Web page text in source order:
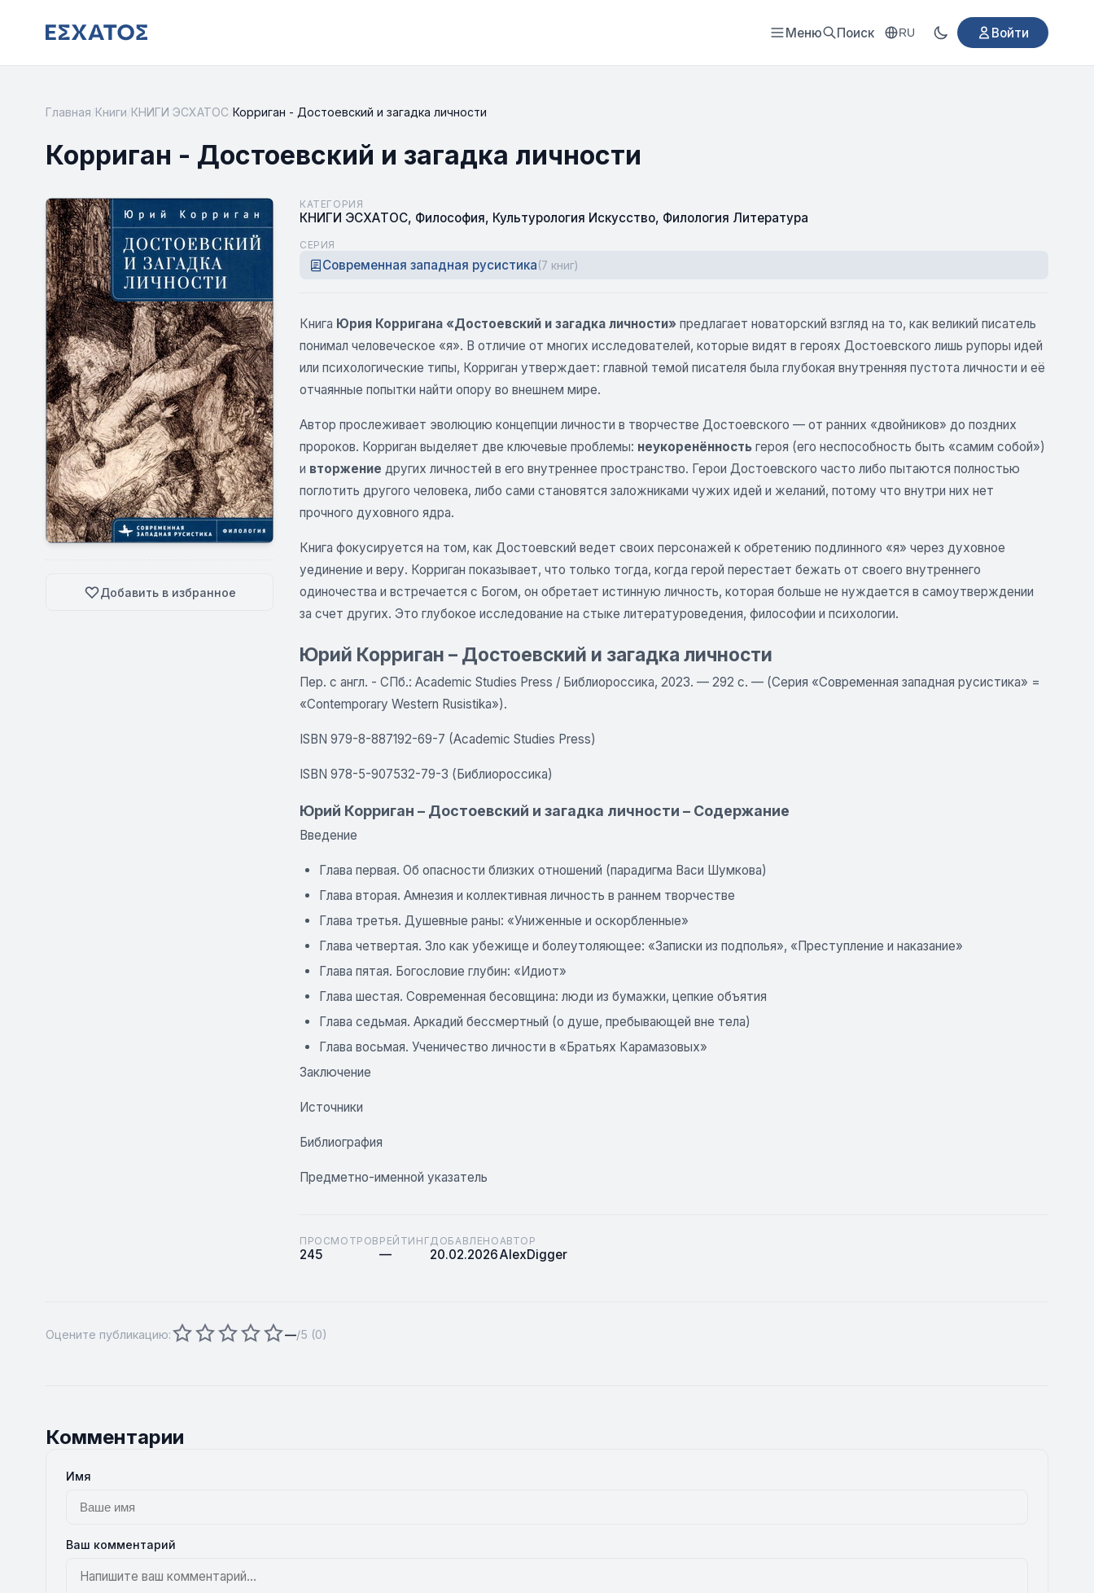
Меню Поиск RU Войти
Главная Книги КНИГИ ЭСХАТОС Корриган - Достоевский и загадка личности
Корриган - Достоевский и загадка личности
Добавить в избранное
КАТЕГОРИЯ
КНИГИ ЭСХАТОС, Философия, Культурология Искусство, Филология Литература
СЕРИЯ
Современная западная русистика(7 книг)
Книга Юрия Корригана «Достоевский и загадка личности» предлагает новаторский взгляд на то, как великий писатель
понимал человеческое «я». В отличие от многих исследователей, которые видят в героях Достоевского лишь рупоры идей
или психологические типы, Корриган утверждает: главной темой писателя была глубокая внутренняя пустота личности и её
отчаянные попытки найти опору во внешнем мире.
Автор прослеживает эволюцию концепции личности в творчестве Достоевского — от ранних «двойников» до поздних
пророков. Корриган выделяет две ключевые проблемы: неукоренённость героя (его неспособность быть «самим собой»)
и вторжение других личностей в его внутреннее пространство. Герои Достоевского часто либо пытаются полностью
поглотить другого человека, либо сами становятся заложниками чужих идей и желаний, потому что внутри них нет
прочного духовного ядра.
Книга фокусируется на том, как Достоевский ведет своих персонажей к обретению подлинного «я» через духовное
уединение и веру. Корриган показывает, что только тогда, когда герой перестает бежать от своего внутреннего
одиночества и встречается с Богом, он обретает истинную личность, которая больше не нуждается в самоутверждении
за счет других. Это глубокое исследование на стыке литературоведения, философии и психологии.
Юрий Корриган – Достоевский и загадка личности
Пер. с англ. - СПб.: Academic Studies Press / Библиороссика, 2023. — 292 с. — (Серия «Современная западная русистика» =
«Contemporary Western Rusistika»).
ISBN 979-8-887192-69-7 (Academic Studies Press)
ISBN 978-5-907532-79-3 (Библиороссика)
Юрий Корриган – Достоевский и загадка личности – Содержание
Введение
Глава первая. Об опасности близких отношений (парадигма Васи Шумкова)
Глава вторая. Амнезия и коллективная личность в раннем творчестве
Глава третья. Душевные раны: «Униженные и оскорбленные»
Глава четвертая. Зло как убежище и болеутоляющее: «Записки из подполья», «Преступление и наказание»
Глава пятая. Богословие глубин: «Идиот»
Глава шестая. Современная бесовщина: люди из бумажки, цепкие объятия
Глава седьмая. Аркадий бессмертный (о душе, пребывающей вне тела)
Глава восьмая. Ученичество личности в «Братьях Карамазовых»
Заключение
Источники
Библиография
Предметно-именной указатель
ПРОСМОТРОВ
245
РЕЙТИНГ
—
ДОБАВЛЕНО
20.02.2026
АВТОР
AlexDigger
Оцените публикацию: —/5 (0)
Комментарии
Имя
Ваш комментарий